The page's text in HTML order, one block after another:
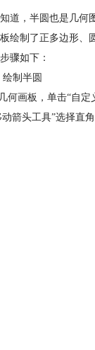
道，半圆也是几何
绘制了正多边形、
骤如下：
制半圆
何画板，单击“自
动箭头工具”选择直